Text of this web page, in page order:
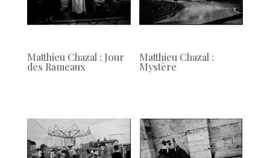
Matthieu Chazal : Jour
des Rameaux
Matthieu Chazal :
Mystère